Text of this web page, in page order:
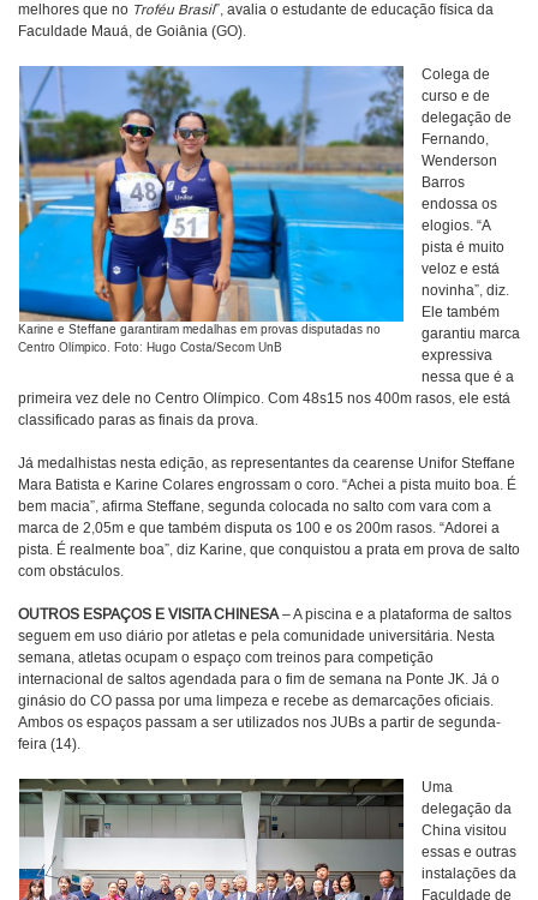
melhores que no Troféu Brasil”, avalia o estudante de educação física da
Faculdade Mauá, de Goiânia (GO).
Karine e Steffane garantiram medalhas em provas disputadas no
Centro Olímpico. Foto: Hugo Costa/Secom UnB
Colega de
curso e de
delegação de
Fernando,
Wenderson
Barros
endossa os
elogios. “A
pista é muito
veloz e está
novinha”, diz.
Ele também
garantiu marca
expressiva
nessa que é a
primeira vez dele no Centro Olímpico. Com 48s15 nos 400m rasos, ele está
classificado paras as finais da prova.
Já medalhistas nesta edição, as representantes da cearense Unifor Steffane
Mara Batista e Karine Colares engrossam o coro. “Achei a pista muito boa. É
bem macia”, afirma Steffane, segunda colocada no salto com vara com a
marca de 2,05m e que também disputa os 100 e os 200m rasos. “Adorei a
pista. É realmente boa”, diz Karine, que conquistou a prata em prova de salto
com obstáculos.
OUTROS ESPAÇOS E VISITA CHINESA– A piscina e a plataforma de saltos
seguem em uso diário por atletas e pela comunidade universitária. Nesta
semana, atletas ocupam o espaço com treinos para competição
internacional de saltos agendada para o fim de semana na Ponte JK. Já o
ginásio do CO passa por uma limpeza e recebe as demarcações oficiais.
Ambos os espaços passam a ser utilizados nos JUBs a partir de segunda-
feira (14).
Uma
delegação da
China visitou
essas e outras
instalações da
Faculdade de